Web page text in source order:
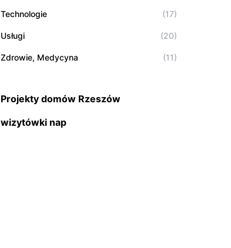
Technologie (17)
Usługi (20)
Zdrowie, Medycyna (11)
Projekty domów Rzeszów
wizytówki nap